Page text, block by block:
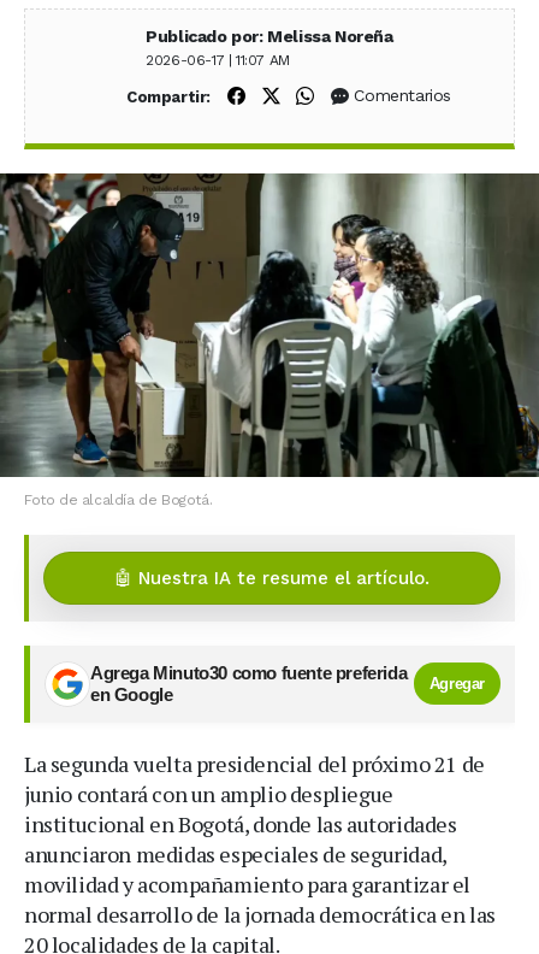
Publicado por: Melissa Noreña
2026-06-17 | 11:07 AM
Compartir: Compartir en Facebook
Compartir en X (Twitter)
Compartir en WhatsApp
Comentarios
Foto de alcaldía de Bogotá.
🤖 Nuestra IA te resume el artículo.
Agrega Minuto30 como fuente preferida
en Google
Agregar
La segunda vuelta presidencial del próximo 21 de
junio contará con un amplio despliegue
institucional en Bogotá, donde las autoridades
anunciaron medidas especiales de seguridad,
movilidad y acompañamiento para garantizar el
normal desarrollo de la jornada democrática en las
20 localidades de la capital.